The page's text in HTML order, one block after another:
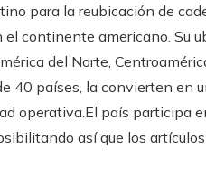
para la reubicación de
continente americano. Su
del Norte,
40 países, la convierten en
operativa.El país participa
así que los artículos